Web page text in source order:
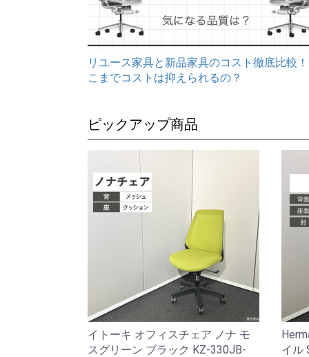
リユース家具と新品家具のコスト徹底比較
こまでコストは抑えられるの？
ピックアップ商品
イトーキ オフィスチェア ノナ モ
スグリーン ブラック KZ-330JB-
イル